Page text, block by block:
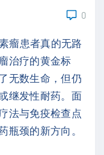
0
瘤患者真的无路
治疗的黄金标
无数生命，但仍
继发性耐药。面
法与免疫检查点
瓶颈的新方向。